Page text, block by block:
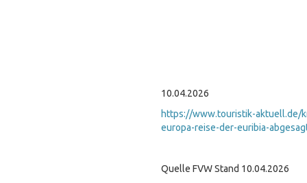
10.04.2026
https://www.touristik-aktuell.de/
europa-reise-der-euribia-
Quelle FVW Stand 10.04.2026